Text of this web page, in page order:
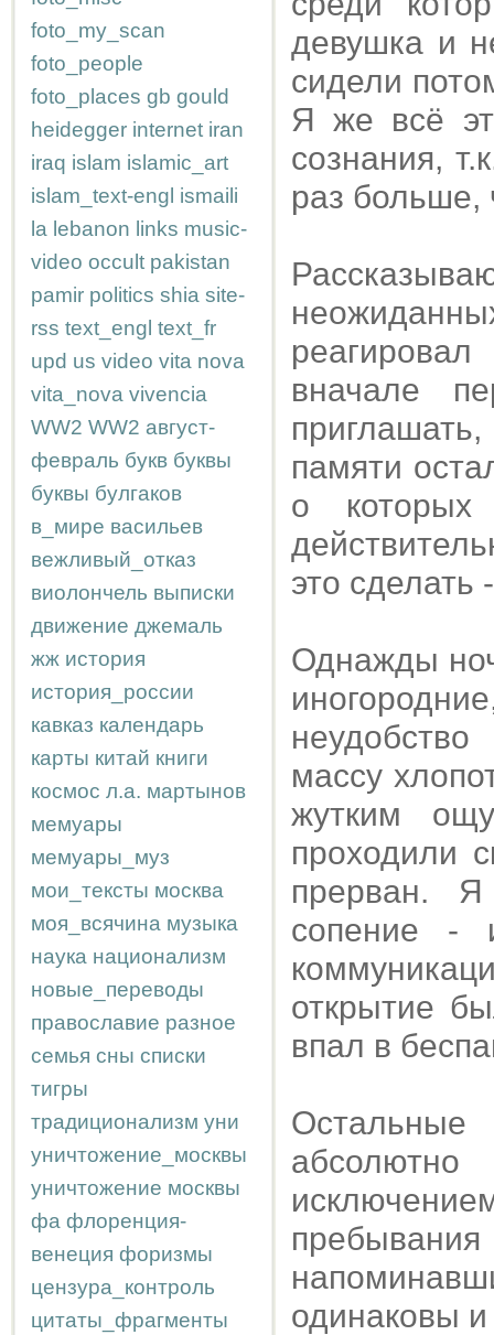
foto_my_scan
foto_people
foto_places gb gould
heidegger internet iran
iraq islam islamic_art
islam_text-engl ismaili
la lebanon links music-
video occult pakistan
pamir politics shia site-
rss text_engl text_fr
upd us video vita nova
vita_nova vivencia
WW2 WW2 август-
февраль букв буквы
буквы булгаков
в_мире васильев
вежливый_отказ
виолончель выписки
движение джемаль
жж история
история_россии
кавказ календарь
карты китай книги
космос л.а. мартынов
мемуары
мемуары_муз
мои_тексты москва
моя_всячина музыка
наука национализм
новые_переводы
православие разное
семья сны списки
тигры
традиционализм уни
уничтожение_москвы
уничтожение москвы
фа флоренция-
венеция форизмы
цензура_контроль
цитаты_фрагменты
девушка и
сидели
Я же всё
сознания,
раз больше,
вначале
памяти
о которых
это сделать
Однажды
массу
жутким
проходили
прерван. Я
сопение -
открытие
впал в
Остальные
одинаковы